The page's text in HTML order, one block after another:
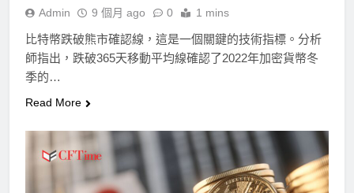
Admin 9 個月 ago 0 1 mins
比特幣跌破熊市確認線，這是一個關鍵的技術指標。分析
師指出，跌破365天移動平均線確認了2022年加密貨幣冬
季的…
Read More